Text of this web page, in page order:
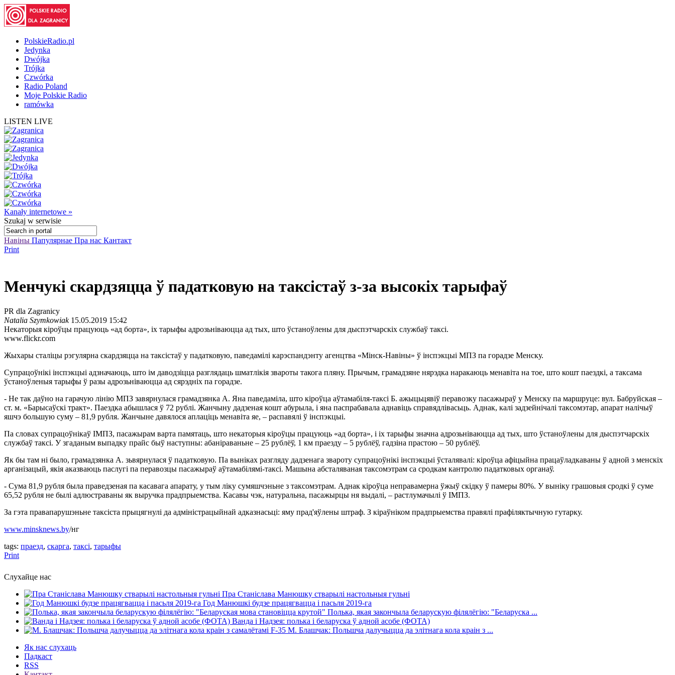
PolskieRadio.pl
Jedynka
Dwójka
Trójka
Czwórka
Radio Poland
Moje Polskie Radio
ramówka
LISTEN LIVE
Kanały internetowe »
Szukaj w serwisie
Навіны Папулярнае Пра нас Кантакт
Print
Менчукі скардзяцца ў падатковую на таксістаў з-за высокіх тарыфаў
PR dla Zagranicy
Natalia Szymkowiak15.05.2019 15:42
Некаторыя кіроўцы працуюць «ад борта», іх тарыфы адрозьніваюцца ад тых, што ўстаноўлены для дыспэтчарскіх службаў таксі.
www.flickr.com
Жыхары сталіцы рэгулярна скардзяцца на таксістаў у падатковую, паведамілі карэспандэнту агенцтва «Мінск-Навіны» ў інспэкцыі МПЗ па горадзе Менску.
Супрацоўнікі інспэкцыі адзначаюць, што ім даводзіцца разглядаць шматлікія звароты такога пляну. Прычым, грамадзяне нярэдка наракаюць менавіта на тое, што кошт паездкі, а таксама
ўстаноўленыя тарыфы ў разы адрозьніваюцца ад сярэдніх па горадзе.
- Не так даўно на гарачую лінію МПЗ завярнулася грамадзянка А. Яна паведаміла, што кіроўца аўтамабіля-таксі Б. ажыцьцявіў перавозку пасажыраў у Менску па маршруце: вул. Бабруйская –
ст. м. «Барысаўскі тракт». Паездка абышлася ў 72 рублі. Жанчыну дадзеная кошт абурыла, і яна паспрабавала аднавіць справядлівасьць. Аднак, калі задзейнічалі таксомэтар, апарат налічыў
яшчэ большую суму – 81,9 рубля. Жанчыне давялося аплаціць менавіта яе, – распавялі ў інспэкцыі.
Па словах супрацоўнікаў ІМПЗ, пасажырам варта памятаць, што некаторыя кіроўцы працуюць «ад борта», і іх тарыфы значна адрозьніваюцца ад тых, што ўстаноўлены для дыспэтчарскіх
службаў таксі. У згаданым выпадку прайс быў наступны: абаніраваньне – 25 рублёў, 1 км праезду – 5 рублёў, гадзіна прастою – 50 рублёў.
Як бы там ні было, грамадзянка А. зьвярнулася ў падатковую. Па выніках разгляду дадзенага звароту супрацоўнікі інспэкцыі ўсталявалі: кіроўца афіцыйна працаўладкаваны ў адной з менскіх
арганізацый, якія аказваюць паслугі па перавозцы пасажыраў аўтамабілямі-таксі. Машына абсталяваная таксомэтрам са сродкам кантролю падатковых органаў.
- Сума 81,9 рубля была праведзеная па касавага апарату, у тым ліку сумяшчэньне з таксомэтрам. Аднак кіроўца неправамерна ўжыў скідку ў памеры 80%. У выніку грашовыя сродкі ў суме
65,52 рубля не былі адлюстраваны як выручка прадпрыемства. Касавы чэк, натуральна, пасажырцы ня выдалі, – растлумачылі ў ІМПЗ.
За гэта правапарушэньне таксіста прыцягнулі да адміністрацыйнай адказнасьці: яму прад'яўлены штраф. З кіраўніком прадпрыемства правялі прафіляктычную гутарку.
www.minsknews.by/нг
tags: праезд, скарга, таксі, тарыфы
Print
Слухайце нас
Пра Станіслава Манюшку стварылі настольныя гульні
Год Манюшкі будзе працягвацца і пасьля 2019-га
Полька, якая закончыла беларускую філялёгію: "Беларуска ...
Ванда і Надзея: полька і беларуска ў адной асобе (ФОТА)
М. Блашчак: Польшча далучыцца да элітнага кола краін з ...
Як нас слухаць
Падкаст
RSS